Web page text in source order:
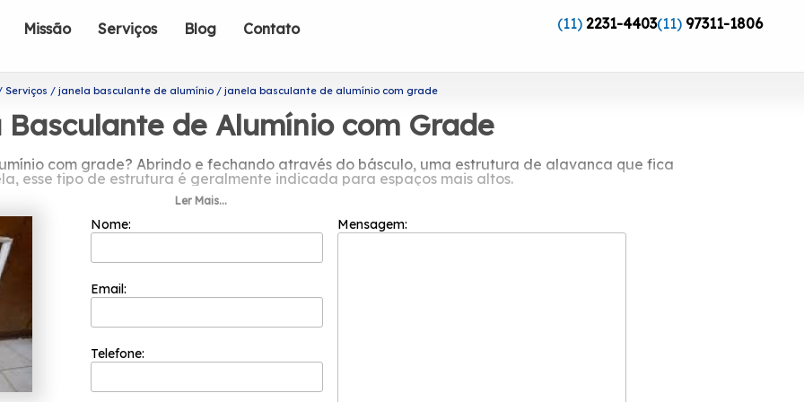
Missão Serviços Blog Contato (11) 2231-4403(11) 97311-1806
Serviços janela basculante de alumínio janela basculante de alumínio com grade
de Alumínio com Grade
com grade? Abrindo e fechando através do básculo, uma estrutura de alavanca que fica
esse tipo de estrutura é geralmente indicada para espaços mais altos.
para a circulação de ar e luz nesse ambiente. Logo, é interessante que seja bem instalado.
sobre janela basculante de alumínio com grade
benefício do mercado, a Esquadriflex é uma das melhores empresas do setor de esquadrias, e
mais do que capacitados e colaboradores competentes. Também é interessante reforçar
que apresenta como valores:
Ler Mais...
Nome:
Email:
Telefone:
Mensagem: